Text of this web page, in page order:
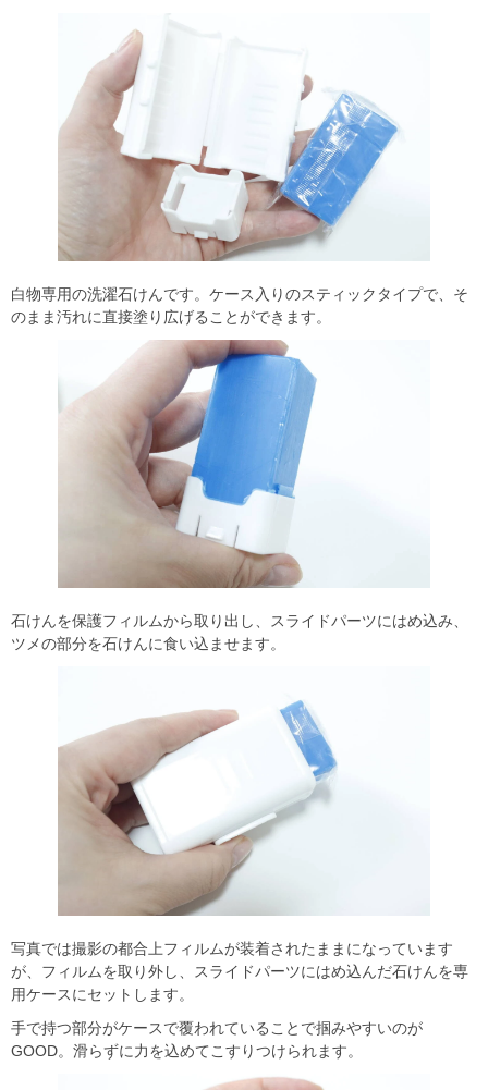
白物専用の洗濯石けんです。ケース入りのスティックタイプで、そ
のまま汚れに直接塗り広げることができます。
石けんを保護フィルムから取り出し、スライドパーツにはめ込み、
ツメの部分を石けんに食い込ませます。
写真では撮影の都合上フィルムが装着されたままになっています
が、フィルムを取り外し、スライドパーツにはめ込んだ石けんを専
用ケースにセットします。
手で持つ部分がケースで覆われていることで掴みやすいのが
GOOD。滑らずに力を込めてこすりつけられます。